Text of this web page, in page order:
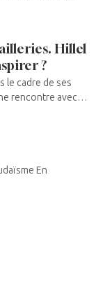
Hillel
?
le cadre de ses
rencontre avec
En